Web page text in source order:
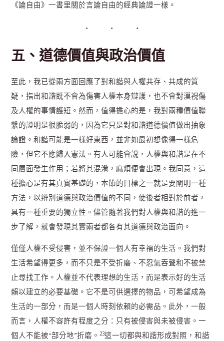
《論自由》一書里關於言論自由的經典論證一樣。
五、道德價值與政治價值
至此，我已從兩方面回應了對和諧與人權共存、共成的質
疑，指出和諧既不會為傷害人權本身辯護，也不會對漠視傷
及人權的事情護短。然而，值得擔心的是，我對兩種價值聯
繫的證明是很脆弱的，因為它只是對和諧道德價值做出抽象
論證。和諧可能是一樣好東西，並非如最初想像得一樣危
險，但它不應歸入憲法。有人可能會說，人權與和諧是在不
同層面發生作用；若將其混淆，麻煩便會出現。我同意，這
種擔心是有其真實基礎的，本節的目標之一就是要闡明一種
方法，以辨別道德與政治價值的不同，使後者相對於前者，
具有一種重要的獨立性。儘管隨著我們對人權與和諧的進一
步了解，就會發現其實兩者都各有其道德與政治面向。
僅僅人權不受侵害，並不保證一個人有幸福的生活。我們對
生活希望得更多，而不只是不受折磨、不忍氣吞聲和不被禁
止尋找工作。人權並不代表理想的生活，而是表示好的生活
賴以建立的必要基礎。它不是可供選擇的物品，可希望成為
生活的一部分，而是一個人時刻依賴的必需品。此外，一般
而言，人權不容許有程度之分：只有被侵害與未被侵害。一
個人不能被“部分地”折磨。23這一切都與和諧形成對照，和諧